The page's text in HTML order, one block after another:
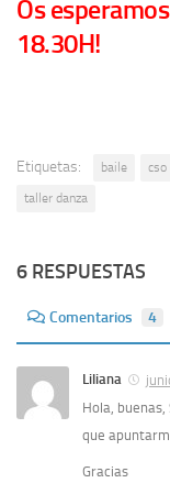
Os
18.30H!
Etiquetas: baile cso
taller danza
6 RESPUESTAS
Comentarios 4
Liliana
Hola,
que
Gracias